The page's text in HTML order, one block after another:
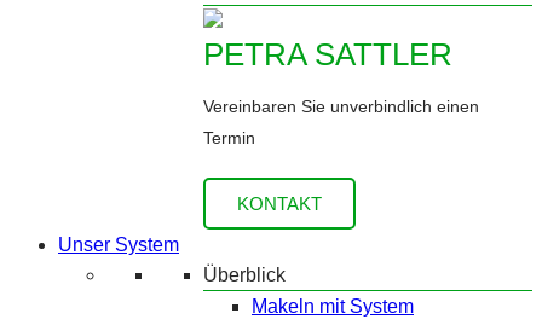
PETRA SATTLER
Vereinbaren Sie unverbindlich einen
Termin
KONTAKT
Unser System
Überblick
Makeln mit System